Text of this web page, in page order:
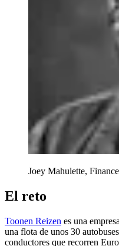
Joey Mahulette,
El reto
Toonen Reizen es una
una flota de unos 30
conductores que recorren